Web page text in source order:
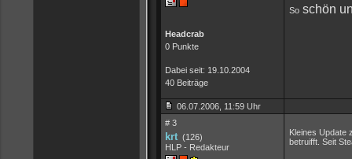
Headcrab
0 Punkte
Dabei seit: 19.10.2004
40 Beiträge
So schön
06.07.2006, 11:59 Uhr
# 3
krt (126)
HLP - Redakteur
Kleines Update
betruifft. Seit